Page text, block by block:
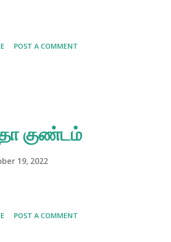
POST A COMMENT
குண்டம்
19, 2022
POST A COMMENT